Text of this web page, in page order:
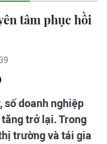
tâm phục hồi
số doanh nghiệp
trở lại. Trong
trường và tái gia